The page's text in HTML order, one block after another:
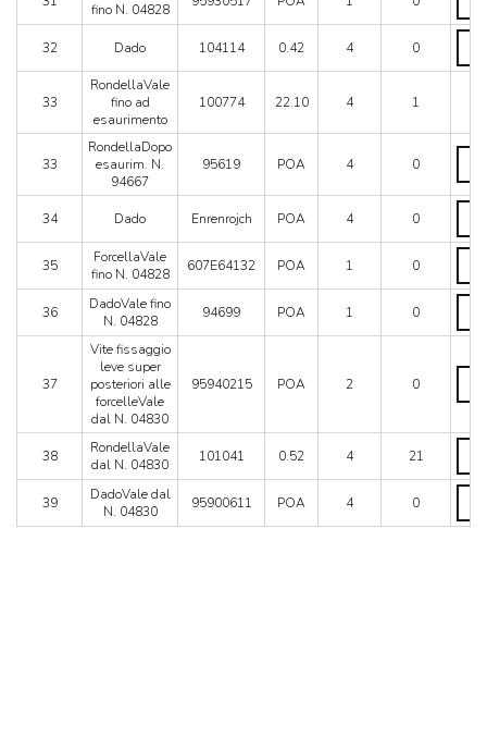
fino N. 04828
N.
32 Dado 104114 0.42 4 0
Dado
33
RondellaVale
fino ad
esaurimento
100774 22.10 4 1
33
RondellaDopo
esaurim. N.
94667
95619 POA 4 0
N.
34 Dado Enrenrojch POA 4 0
Dado
35
ForcellaVale
fino N. 04828
607E64132 POA 1 0
N.
36
DadoVale fino
N. 04828
94699 POA 1 0
N.
37
Vite fissaggio
leve super
posteriori alle
forcelleVale
dal N. 04830
95940215 POA 2 0
Vite
leve
38
RondellaVale
dal N. 04830
101041 0.52 4 21
N.
39
DadoVale dal
N. 04830
95900611 POA 4 0
N.